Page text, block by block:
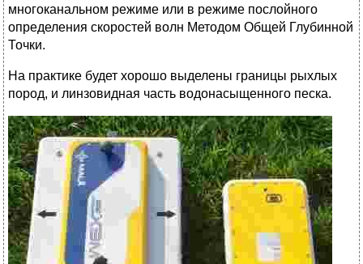
многоканальном режиме или в режиме послойного
определения скоростей волн Методом Общей Глубинной
Точки.
На практике будет хорошо выделены границы рыхлых
пород, и линзовидная часть водонасыщенного песка.